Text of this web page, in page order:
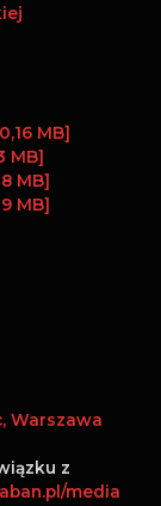
MB]
MB]
MB]
MB]
Warszawa
z
media